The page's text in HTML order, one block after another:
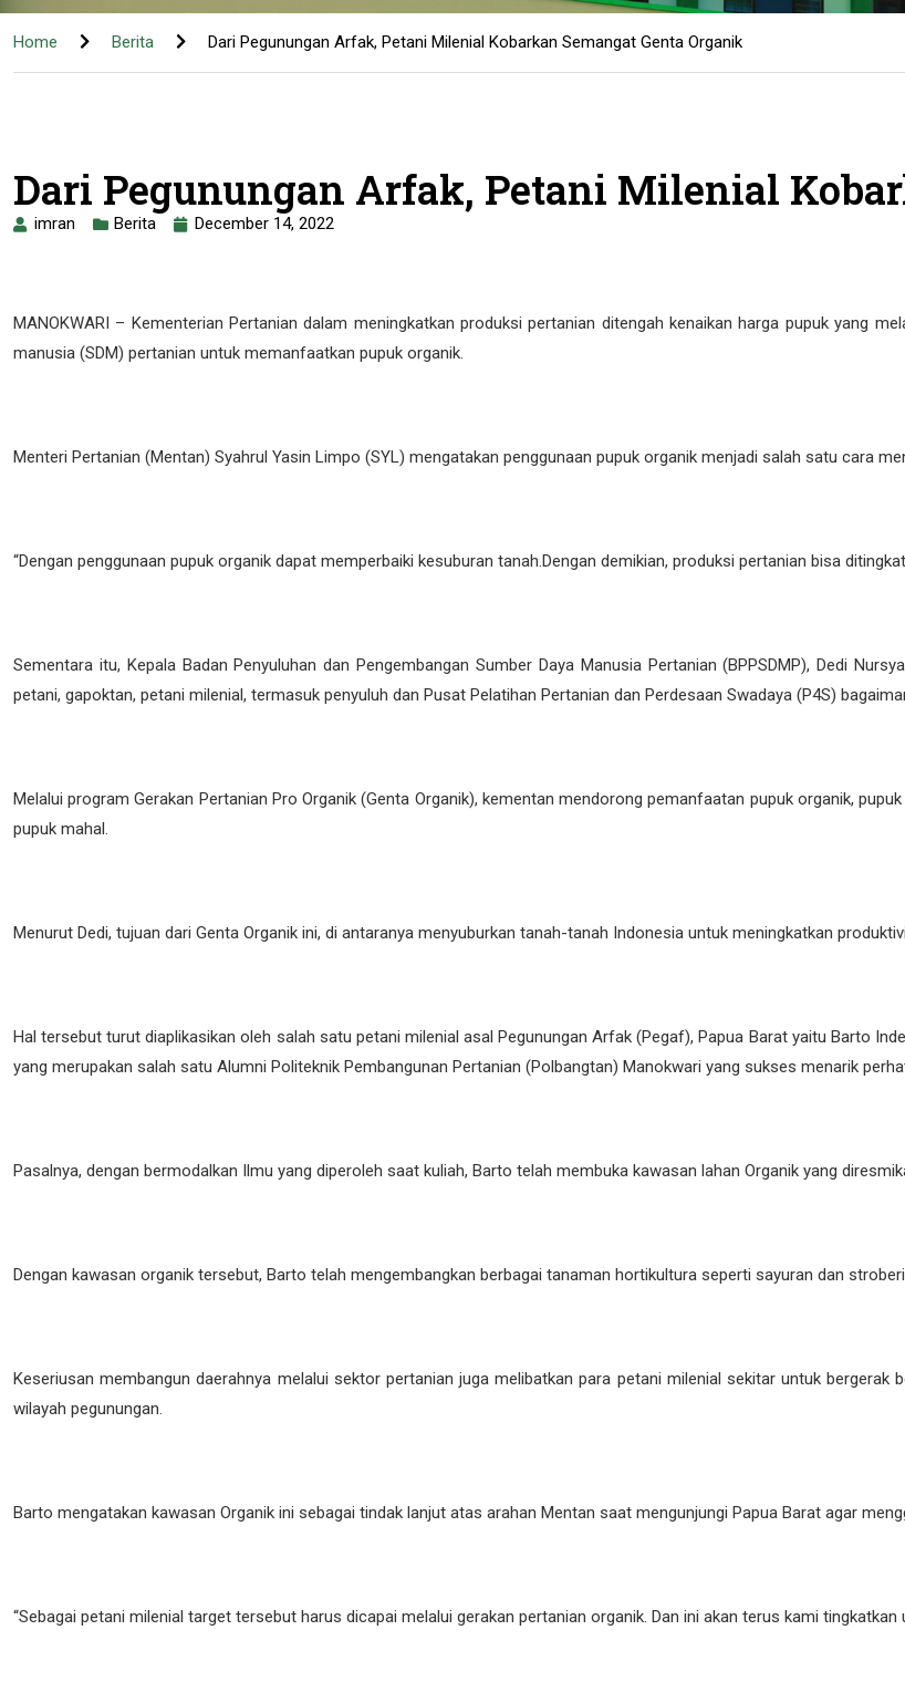
Home Berita Dari Pegunungan Arfak, Petani Milenial Kobarkan Semangat Genta Organik
Dari Pegunungan Arfak, Petani Milenial
imran Berita December 14, 2022
MANOKWARI – Kementerian Pertanian dalam meningkatkan produksi pertanian ditengah kenaikan harga pupuk yang
manusia (SDM) pertanian untuk memanfaatkan pupuk organik.
Menteri Pertanian (Mentan) Syahrul Yasin Limpo (SYL) mengatakan penggunaan pupuk organik menjadi salah satu cara
“Dengan penggunaan pupuk organik dapat memperbaiki kesuburan tanah.Dengan demikian, produksi pertanian bisa
Sementara itu, Kepala Badan Penyuluhan dan Pengembangan Sumber Daya Manusia Pertanian (BPPSDMP), Dedi
petani, gapoktan, petani milenial, termasuk penyuluh dan Pusat Pelatihan Pertanian dan Perdesaan Swadaya (P4S)
Melalui program Gerakan Pertanian Pro Organik (Genta Organik), kementan mendorong pemanfaatan pupuk organik,
pupuk mahal.
Menurut Dedi, tujuan dari Genta Organik ini, di antaranya menyuburkan tanah-tanah Indonesia untuk meningkatkan
Hal tersebut turut diaplikasikan oleh salah satu petani milenial asal Pegunungan Arfak (Pegaf), Papua Barat yaitu Barto
yang merupakan salah satu Alumni Politeknik Pembangunan Pertanian (Polbangtan) Manokwari yang sukses menarik
Pasalnya, dengan bermodalkan Ilmu yang diperoleh saat kuliah, Barto telah membuka kawasan lahan Organik yang
Dengan kawasan organik tersebut, Barto telah mengembangkan berbagai tanaman hortikultura seperti sayuran dan
Keseriusan membangun daerahnya melalui sektor pertanian juga melibatkan para petani milenial sekitar untuk
wilayah pegunungan.
Barto mengatakan kawasan Organik ini sebagai tindak lanjut atas arahan Mentan saat mengunjungi Papua Barat agar
“Sebagai petani milenial target tersebut harus dicapai melalui gerakan pertanian organik. Dan ini akan terus kami